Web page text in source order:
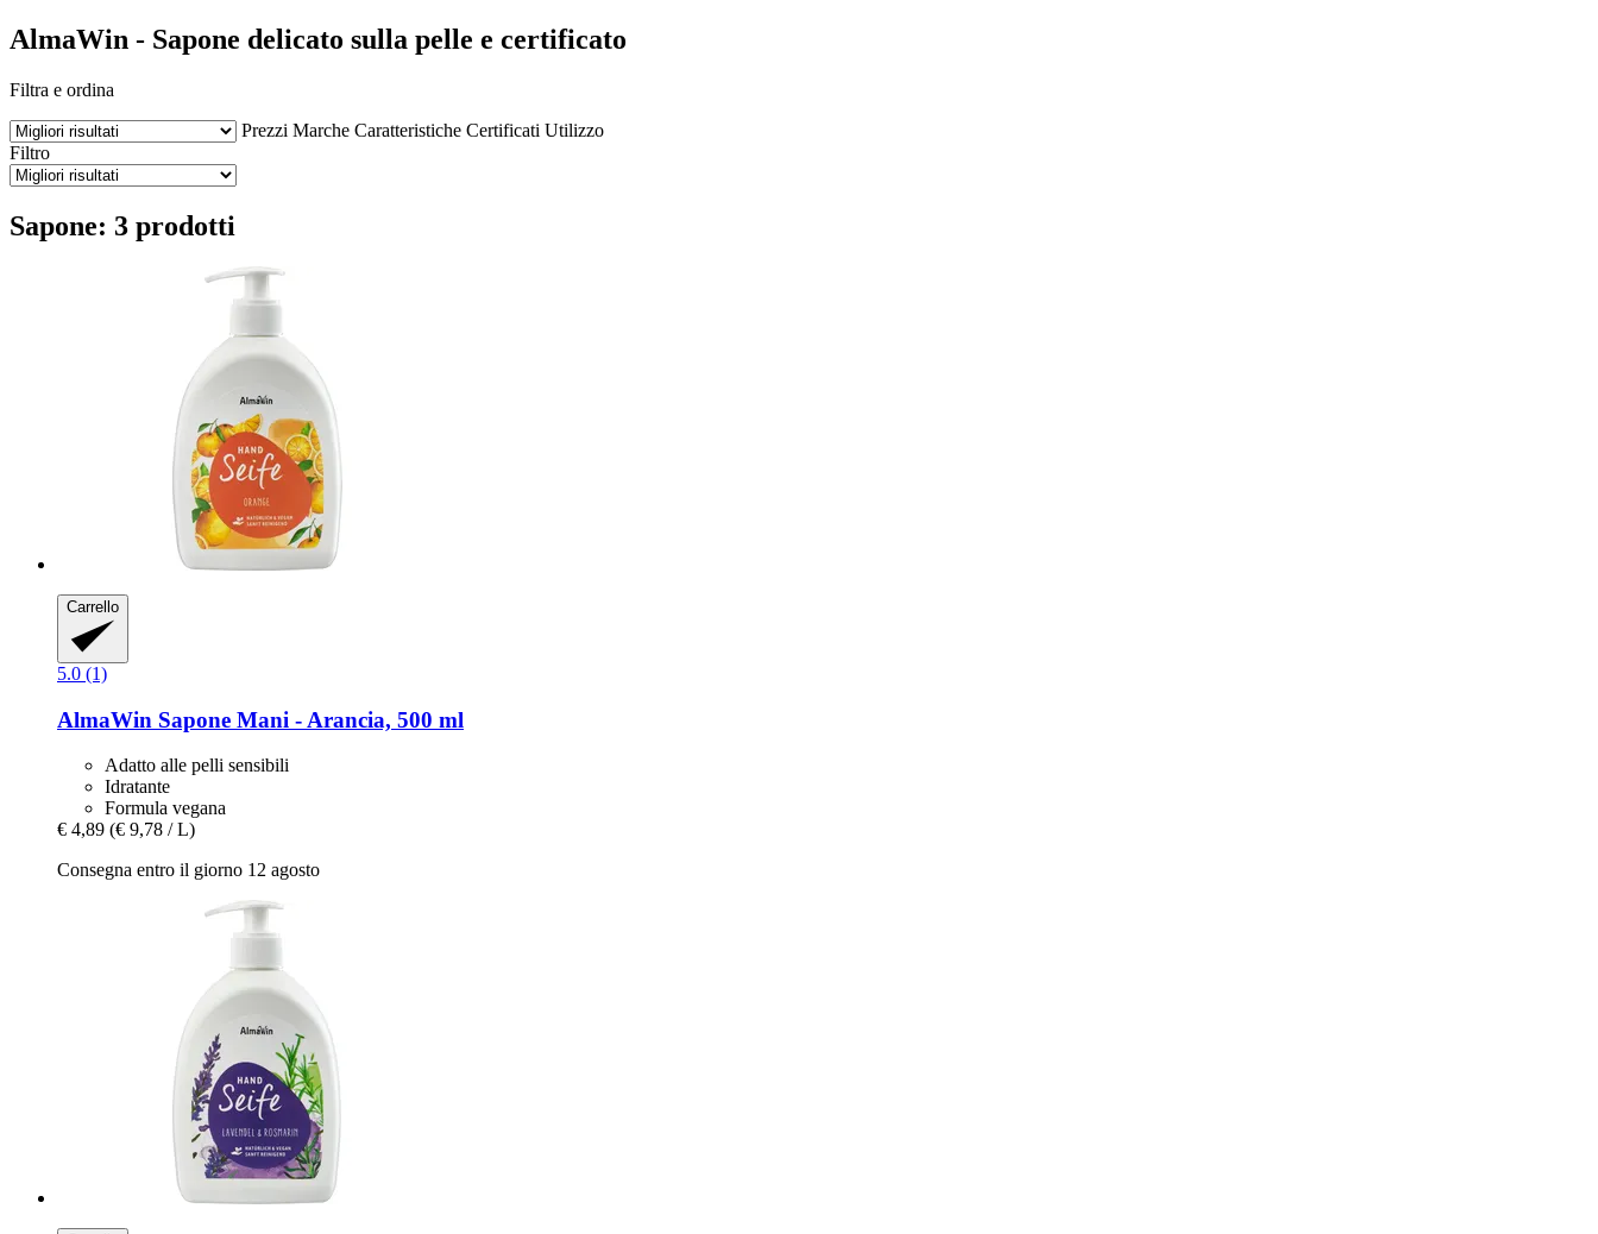
AlmaWin - Sapone delicato sulla pelle e certificato
Filtra e ordina
Prezzi Marche Caratteristiche Certificati Utilizzo
Filtro
Sapone: 3 prodotti
Carrello
5.0 (1)
AlmaWin Sapone Mani -​ Arancia, 500 ml
Adatto alle pelli sensibili
Idratante
Formula vegana
€ 4,89 (€ 9,78 / L)
Consegna entro il giorno 12 agosto